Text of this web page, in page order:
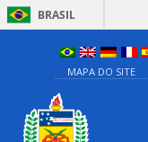
BRASIL
MAPA DO SITE